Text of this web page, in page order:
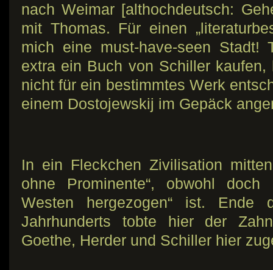
nach Weimar [althochdeutsch:
mit Thomas. Für einen
mich eine must-have-seen Stadt!
extra ein Buch von Schiller
nicht für ein bestimmtes Werk
einem Dostojewskij im Gepäck
In ein Fleckchen Zivilisation
ohne Prominente“, obwohl
Westen hergezogen“ ist. Ende
Jahrhunderts tobte hier der
Goethe, Herder und Schiller hier